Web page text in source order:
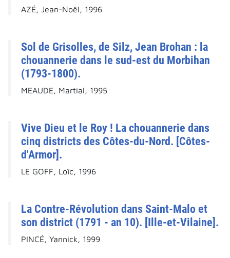
AZÉ, Jean-Noël, 1996
Sol de Grisolles, de Silz, Jean Brohan : la
chouannerie dans le sud-est du Morbihan
(1793-1800).
MEAUDE, Martial, 1995
Vive Dieu et le Roy ! La chouannerie dans
cinq districts des Côtes-du-Nord. [Côtes-
d'Armor].
LE GOFF, Loïc, 1996
La Contre-Révolution dans Saint-Malo et
son district (1791 - an 10). [Ille-et-Vilaine].
PINCÉ, Yannick, 1999